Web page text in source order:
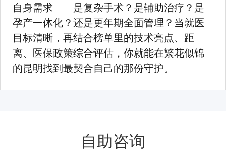
自身需求——是复杂手术？是辅助治疗？是
孕产一体化？还是更年期全面管理？当就医
目标清晰，再结合榜单里的技术亮点、距
离、医保政策综合评估，你就能在繁花似锦
的昆明找到最契合自己的那份守护。
自助咨询